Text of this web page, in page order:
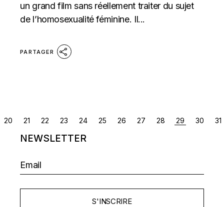
un grand film sans réellement traiter du sujet
de l’homosexualité féminine. Il...
PARTAGER
NAVIGATION
DES
20 21 22 23 24 25 26 27 28 29 30 31
NEWSLETTER
S'INSCRIRE